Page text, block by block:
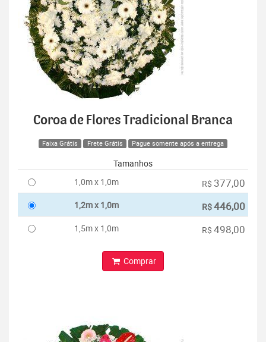
Coroa de Flores Tradicional Branca
Faixa Grátis Frete Grátis Pague somente após a entrega
Tamanhos
1,0m x 1,0m
R$ 377,00
1,2m x 1,0m R$446,00
1,5m x 1,0m R$ 498,00
Comprar